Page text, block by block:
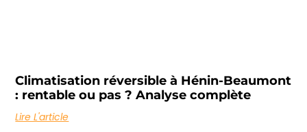
Climatisation réversible à Hénin-Beaumont
: rentable ou pas ? Analyse complète
Lire L'article